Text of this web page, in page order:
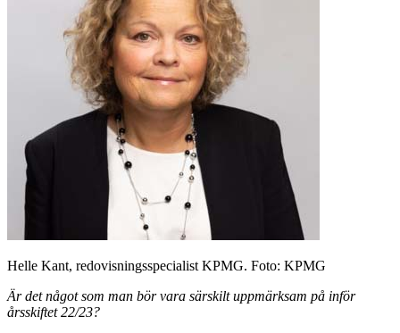
Helle Kant, redovisningsspecialist KPMG. Foto: KPMG
Är det något som man bör vara särskilt uppmärksam på inför
årsskiftet 22/23?